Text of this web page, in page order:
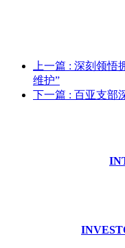
上一篇 : 深刻领悟
维护”
下一篇 : 百亚支部